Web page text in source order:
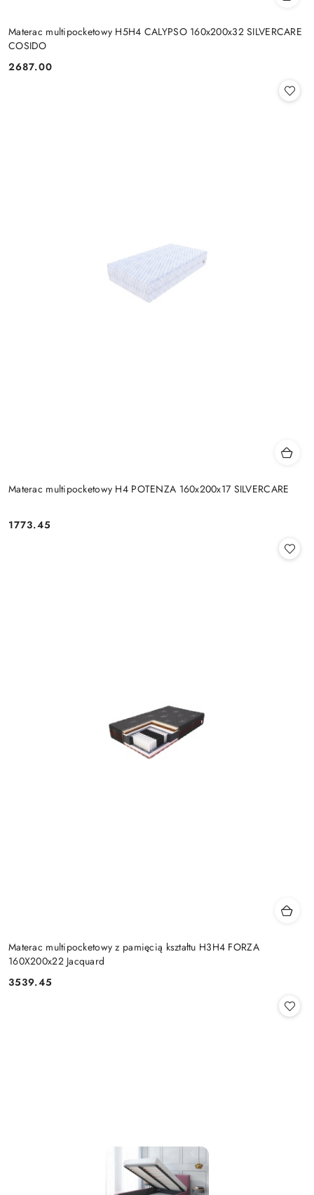
Materac multipocketowy H5H4 CALYPSO 160x200x32 SILVERCARE
COSIDO
Cena:
2687.00
Materac multipocketowy H4 POTENZA 160x200x17 SILVERCARE
Cena:
1773.45
Materac multipocketowy z pamięcią kształtu H3H4 FORZA
160X200x22 Jacquard
Cena:
3539.45